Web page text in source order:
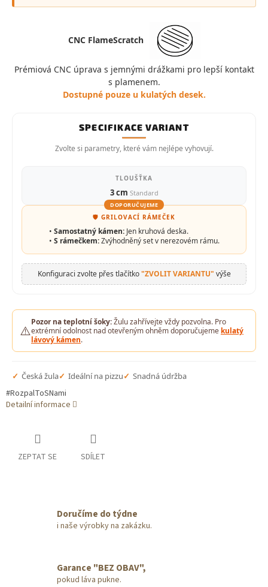
CNC FlameScratch
Prémiová CNC úprava s jemnými drážkami pro lepší kontakt
s plamenem.
Dostupné pouze u kulatých desek.
SPECIFIKACE VARIANT
Zvolte si parametry, které vám nejlépe vyhovují.
TLOUŠŤKA
3 cm Standard
DOPORUČUJEME
🛡️ GRILOVACÍ RÁMEČEK
• Samostatný kámen:Jen kruhová deska.
• S rámečkem:Zvýhodněný set v nerezovém rámu.
Konfiguraci zvolte přes tlačítko"ZVOLIT VARIANTU" výše
⚠️
Pozor na teplotní šoky:Žulu zahřívejte vždy pozvolna. Pro
extrémní odolnost nad otevřeným ohněm doporučujeme kulatý
lávový kámen.
✓ Česká žula✓ Ideální na pizzu✓ Snadná údržba
#RozpalToSNami
Detailní informace
ZEPTAT SE SDÍLET
Doručíme do týdne
i naše výrobky na zakázku.
Garance "BEZ OBAV",
pokud láva pukne.